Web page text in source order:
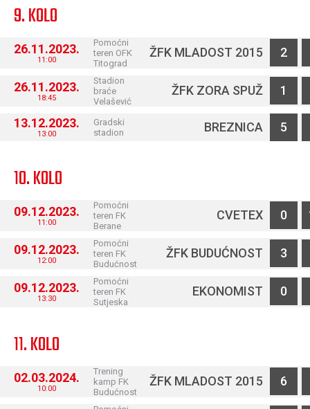
9. KOLO
26.11.2023.
11:00
Pomoćni
teren OFK
Titograd
ŽFK MLADOST 2015 2
26.11.2023.
18:45
Stadion
braće
Velašević
ŽFK ZORA SPUŽ 1
13.12.2023.
13:00
Gradski
stadion
BREZNICA 5
10. KOLO
09.12.2023.
11:00
Pomoćni
teren FK
Berane
CVETEX 0
09.12.2023.
12:00
Pomoćni
teren FK
Budućnost
ŽFK BUDUĆNOST 3
09.12.2023.
13:30
Pomoćni
teren FK
Sutjeska
EKONOMIST 0
11. KOLO
02.03.2024.
10:00
Trening
kamp FK
Budućnost
ŽFK MLADOST 2015 6